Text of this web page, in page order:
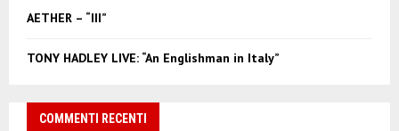
AETHER – “III”
TONY HADLEY LIVE: “An Englishman in Italy”
COMMENTI RECENTI